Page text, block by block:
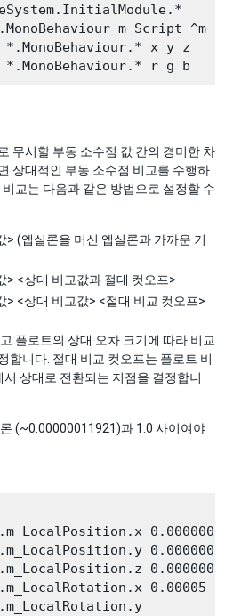
m_Script ^m_
x y z
무시할 부동 소수점 값 간의 경미한 차
상대적인 부동 소수점 비교를 수행하
교는 다음과 같은 방법으로 설정할 수
> (엡실론을 머신 엡실론과 가까운 기
> <상대 비교값과 절대 컷오프>
> <상대 비교값> <절대 비교 컷오프>
플로트의 상대 오차 크기에 따라 비교
합니다. 절대 비교 컷오프는 플로트 비
상대로 전환되는 지점을 결정합니
(~0.00000011921)과 1.0 사이여야
0.0000005
0.0000005
0.0000005
0.00005